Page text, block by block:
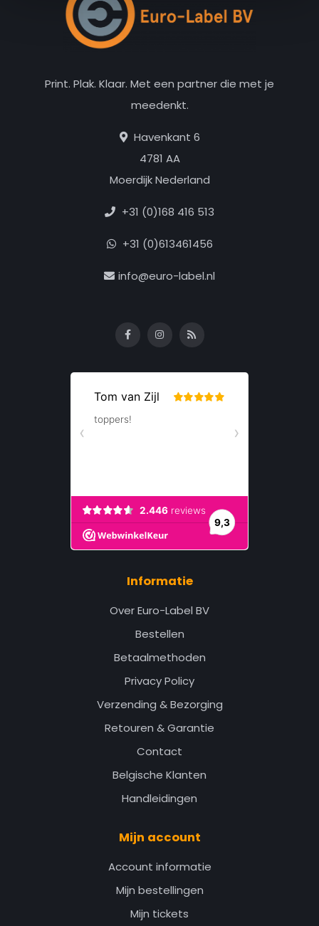
Print. Plak. Klaar. Met een partner die met je
meedenkt.
Havenkant 6
4781 AA
Moerdijk Nederland
+31 (0)168 416 513
+31 (0)613461456
info@euro-label.nl
Informatie
Over Euro-Label BV
Bestellen
Betaalmethoden
Privacy Policy
Verzending & Bezorging
Retouren & Garantie
Contact
Belgische Klanten
Handleidingen
Mijn account
Account informatie
Mijn bestellingen
Mijn tickets